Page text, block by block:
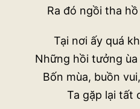
Ra đó ngồi tha
Tại nơi ấy quá
Những hồi tưởng
Bốn mùa, buồn
Ta gặp lại tất